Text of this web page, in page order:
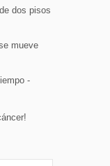
dos pisos
mueve
-